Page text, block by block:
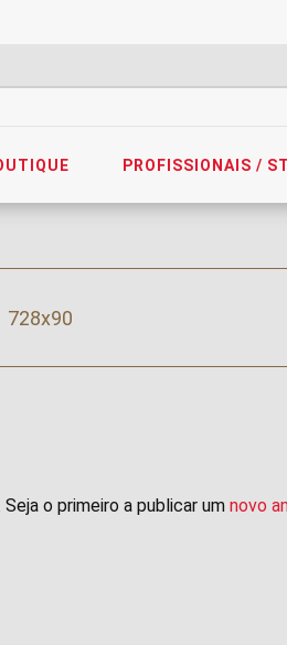
PROFISSIONAIS /
728x90
o primeiro a publicar um novo